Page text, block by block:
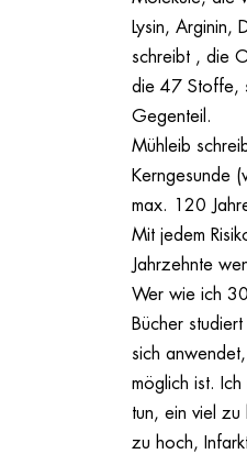
Lysin, Arginin,
schreibt , die
die 47 Stoffe,
Gegenteil.
Mühleib
Kerngesunde
max. 120
Mit jedem
Jahrzehnte
Wer wie ich
Bücher
sich
möglich ist. Ich
tun, ein viel zu
zu hoch,